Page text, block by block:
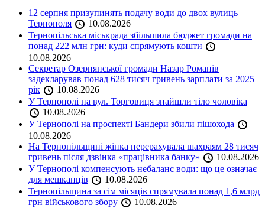
12 серпня призупинять подачу води до двох вулиць
Тернополя
10.08.2026
Тернопільська міськрада збільшила бюджет громади на
понад 222 млн грн: куди спрямують кошти
10.08.2026
Секретар Озернянської громади Назар Романів
задекларував понад 628 тисяч гривень зарплати за 2025
рік
10.08.2026
У Тернополі на вул. Торговиця знайшли тіло чоловіка
10.08.2026
У Тернополі на проспекті Бандери збили пішохода
10.08.2026
На Тернопільщині жінка перерахувала шахраям 28 тисяч
гривень після дзвінка «працівника банку»
10.08.2026
У Тернополі компенсують небаланс води: що це означає
для мешканців
10.08.2026
Тернопільщина за сім місяців спрямувала понад 1,6 млрд
грн військового збору
10.08.2026